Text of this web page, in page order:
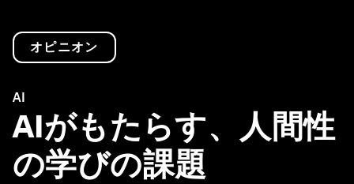
オピニオン
AI
AIがもたらす、人間性
の学びの課題